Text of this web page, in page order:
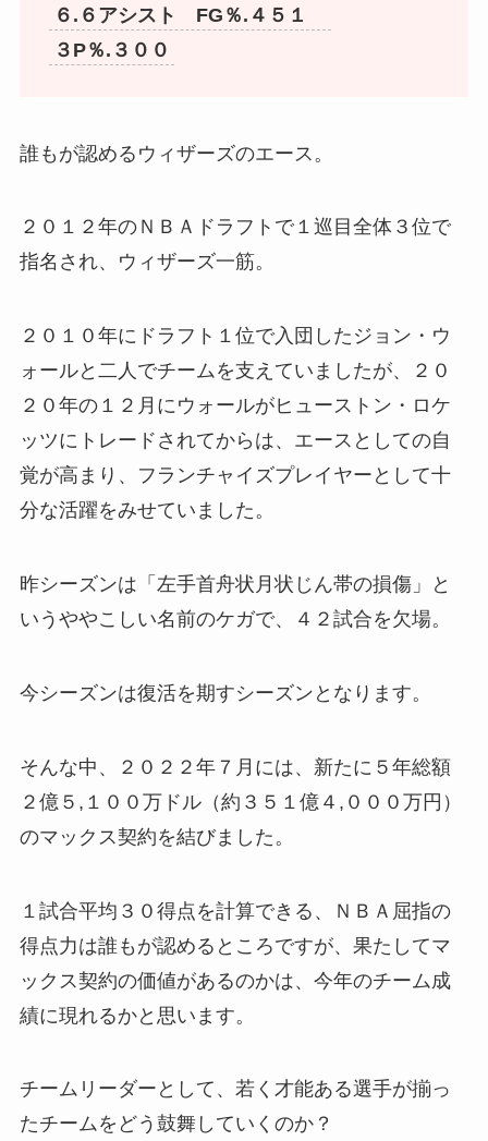
６.６アシスト FG％.４５１
３P％.３００
誰もが認めるウィザーズのエース。
２０１２年のＮＢＡドラフトで１巡目全体３位で
指名され、ウィザーズ一筋。
２０１０年にドラフト１位で入団したジョン・ウ
ォールと二人でチームを支えていましたが、２０
２０年の１２月にウォールがヒューストン・ロケ
ッツにトレードされてからは、エースとしての自
覚が高まり、フランチャイズプレイヤーとして十
分な活躍をみせていました。
昨シーズンは「左手首舟状月状じん帯の損傷」と
いうややこしい名前のケガで、４２試合を欠場。
今シーズンは復活を期すシーズンとなります。
そんな中、２０２２年７月には、新たに５年総額
２億５,１００万ドル（約３５１億４,０００万円）
のマックス契約を結びました。
１試合平均３０得点を計算できる、ＮＢＡ屈指の
得点力は誰もが認めるところですが、果たしてマ
ックス契約の価値があるのかは、今年のチーム成
績に現れるかと思います。
チームリーダーとして、若く才能ある選手が揃っ
たチームをどう鼓舞していくのか？